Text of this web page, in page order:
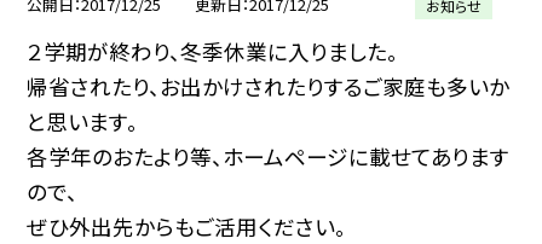
お知らせ
２学期が終わり、冬季休業に入りました。
帰省されたり、お出かけされたりするご家庭も多いか
と思います。
各学年のおたより等、ホームページに載せてあります
ので、
ぜひ外出先からもご活用ください。